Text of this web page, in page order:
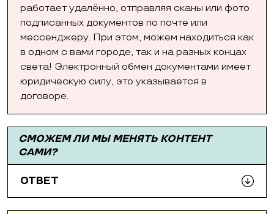
работает удалённо, отправляя сканы или фото
подписанных документов по почте или
мессенджеру. При этом, можем находиться как
в одном с вами городе, так и на разных концах
света! Электронный обмен документами имеет
юридическую силу, это указывается в
договоре.
СМОЖЕМ ЛИ МЫ МЕНЯТЬ КОНТЕНТ
САМИ?
ОТВЕТ